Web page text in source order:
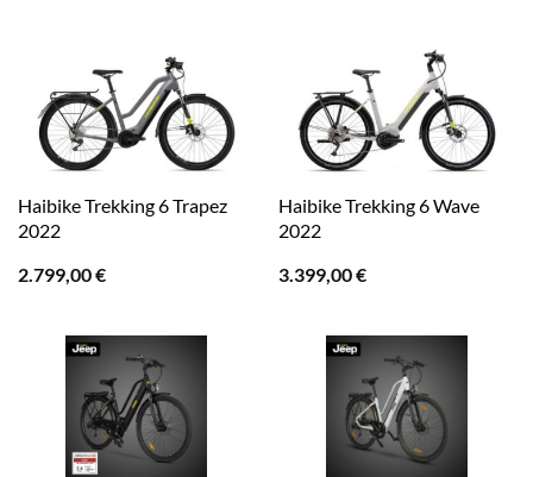
Haibike Trekking 6 Trapez
2022
2.799,00€
Haibike Trekking 6 Wave
2022
3.399,00€